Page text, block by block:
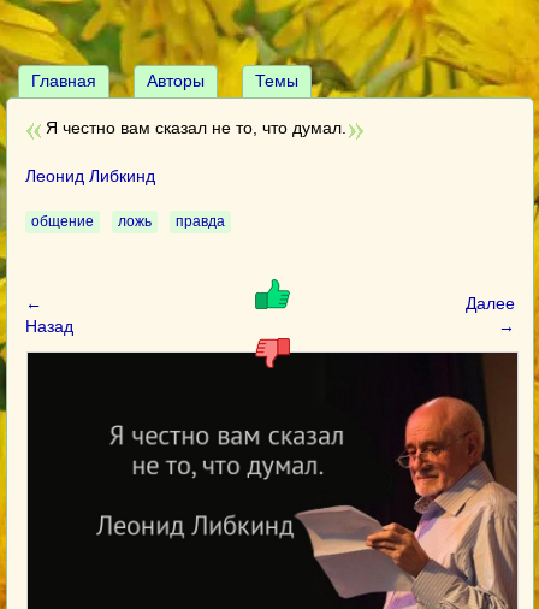
Главная Авторы Темы
Я честно вам сказал не то, что думал.
Леонид Либкинд
общение ложь правда
←
Назад
Далее
→